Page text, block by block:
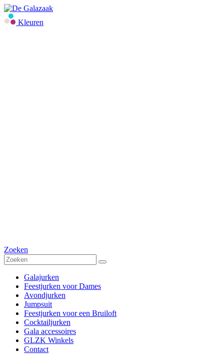
Kleuren
Zoeken
Galajurken
Feestjurken voor Dames
Avondjurken
Jumpsuit
Feestjurken voor een Bruiloft
Cocktailjurken
Gala accessoires
GLZK Winkels
Contact